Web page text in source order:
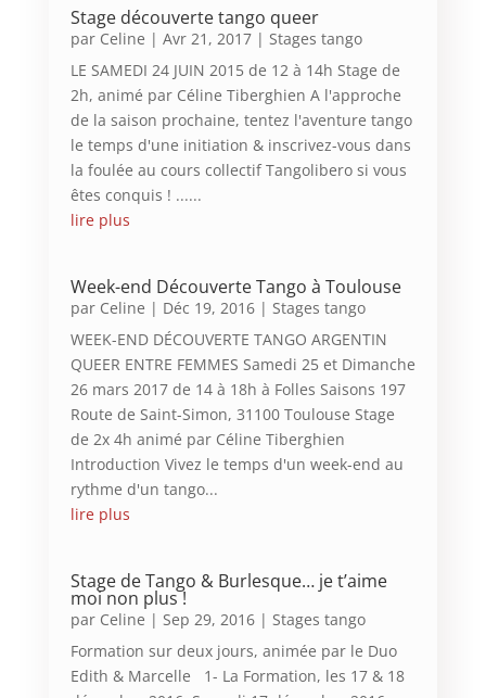
Stage découverte tango queer
par Celine | Avr 21, 2017| Stages tango
LE SAMEDI 24 JUIN 2015 de 12 à 14h Stage de
2h, animé par Céline Tiberghien A l'approche
de la saison prochaine, tentez l'aventure tango
le temps d'une initiation & inscrivez-vous dans
la foulée au cours collectif Tangolibero si vous
êtes conquis ! ......
lire plus
Week-end Découverte Tango à Toulouse
par Celine | Déc 19, 2016| Stages tango
WEEK-END DÉCOUVERTE TANGO ARGENTIN
QUEER ENTRE FEMMES Samedi 25 et Dimanche
26 mars 2017 de 14 à 18h à Folles Saisons 197
Route de Saint-Simon, 31100 Toulouse Stage
de 2x 4h animé par Céline Tiberghien
Introduction Vivez le temps d'un week-end au
rythme d'un tango...
lire plus
Stage de Tango & Burlesque… je t’aime
moi non plus !
par Celine | Sep 29, 2016| Stages tango
Formation sur deux jours, animée par le Duo
Edith & Marcelle 1- La Formation, les 17 & 18